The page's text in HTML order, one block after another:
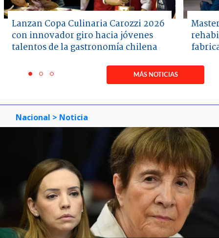
Lanzan Copa Culinaria Carozzi 2026
con innovador giro hacia jóvenes
talentos de la gastronomía chilena
itemitemitem
MÁS NOTICIAS
Nacional > Noticia